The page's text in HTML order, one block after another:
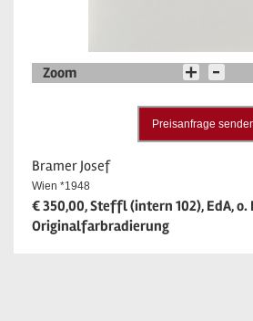
Zoom
Preisanfrage
Bramer Josef
Wien *1948
€ 350,00, Steffl (intern 102), EdA, o.
Originalfarbradierung